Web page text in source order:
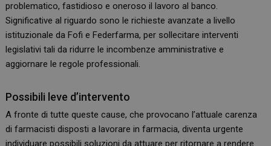
problematico, fastidioso e oneroso il lavoro al banco.
Significative al riguardo sono le richieste avanzate a livello
istituzionale da Fofi e Federfarma, per sollecitare interventi
legislativi tali da ridurre le incombenze amministrative e
aggiornare le regole professionali.
Possibili leve d’intervento
A fronte di tutte queste cause, che provocano l’attuale carenza
di farmacisti disposti a lavorare in farmacia, diventa urgente
individuare possibili soluzioni da attuare per ritornare a rendere